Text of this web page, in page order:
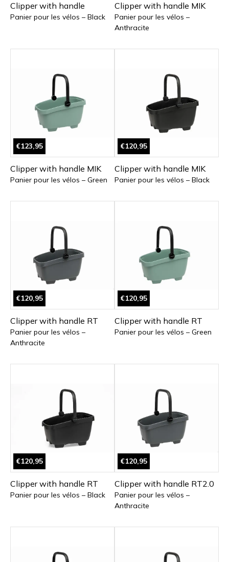
Clipper with handle
Panier pour les vélos – Black
Clipper with handle MIK
Panier pour les vélos –
Anthracite
€123,95
Clipper with handle MIK
Panier pour les vélos – Green
€120,95
Clipper with handle MIK
Panier pour les vélos – Black
€120,95
Clipper with handle RT
Panier pour les vélos –
Anthracite
€120,95
Clipper with handle RT
Panier pour les vélos – Green
€120,95
Clipper with handle RT
Panier pour les vélos – Black
€120,95
Clipper with handle RT2.0
Panier pour les vélos –
Anthracite